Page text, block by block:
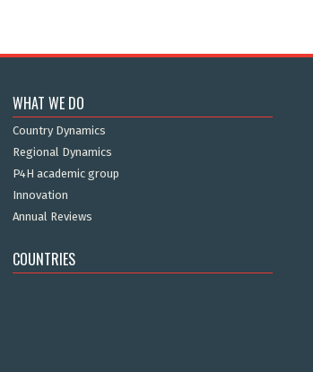
WHAT WE DO
Country Dynamics
Regional Dynamics
P4H academic group
Innovation
Annual Reviews
COUNTRIES